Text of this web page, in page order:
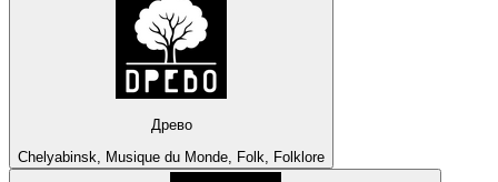
Древо
Chelyabinsk, Musique du Monde, Folk, Folklore